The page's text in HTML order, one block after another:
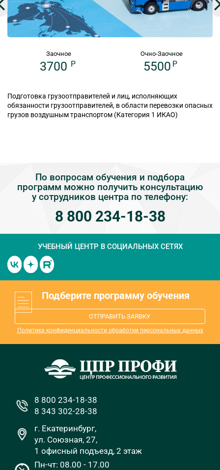
Заочное
3700 P
Очно-Заочное
5500 P
Подготовка грузоотправителей и лиц, исполняющих
обязанности грузоотправителей, в области перевозки опасных
грузов воздушным транспортом (Категория 1 ИКАО)
По вопросам обучения и подбора
программ можно получить консультацию
у сотрудников центра по телефону:
8 800 234-18-38
УЧЕБНЫЙ ЦЕНТР В СОЦИАЛЬНЫХ СЕТЯХ
Подберите программу обучения
ОТПРАВИТЬ ЗАЯВКУ
Политика конфиденциальности обработки персональных данных
8 800 234-18-38
8 343 302-28-38
г. Екатеринбург,
ул. Союзная, 27,
1 офисный подъезд, 2 этаж
Пн-чт: 08.00 - 17.00